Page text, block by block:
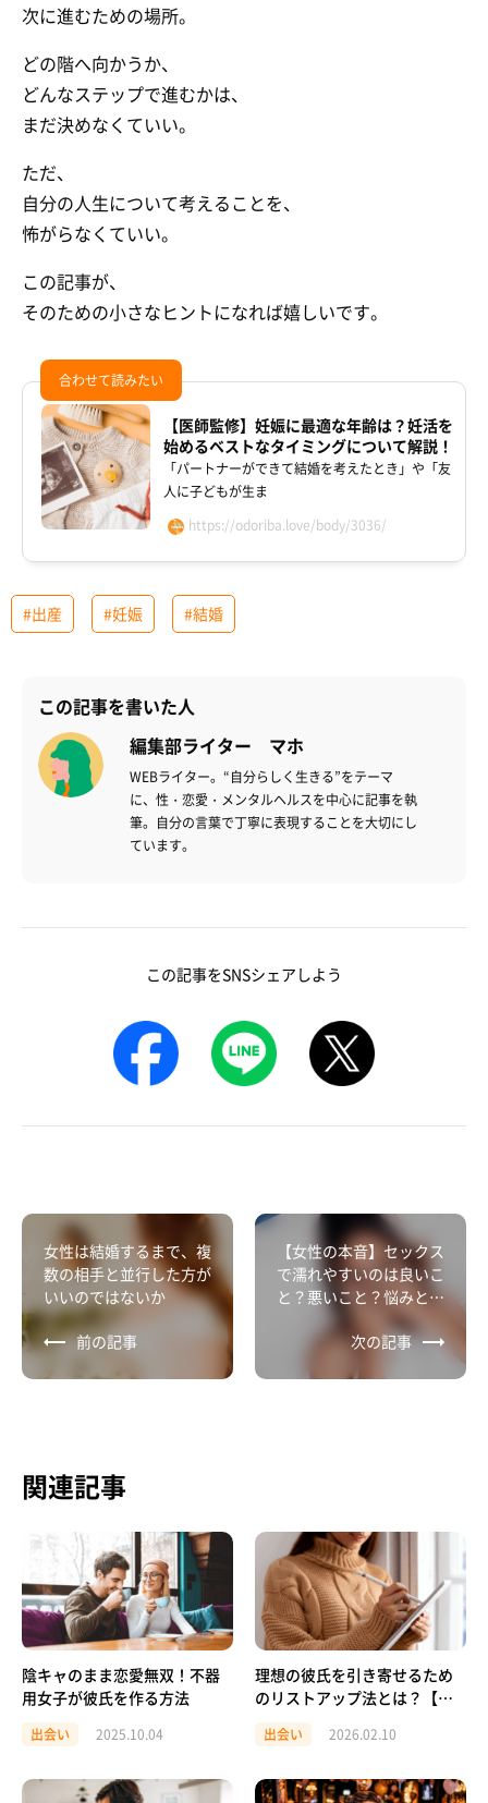
次に進むための場所。
どの階へ向かうか、
どんなステップで進むかは、
まだ決めなくていい。
ただ、
自分の人生について考えることを、
怖がらなくていい。
この記事が、
そのための小さなヒントになれば嬉しいです。
【医師監修】妊娠に最適な年齢は？妊活を
始めるベストなタイミングについて解説！
「パートナーができて結婚を考えたとき」や「友
人に子どもが生ま
https://odoriba.love/body/3036/
#出産 #妊娠 #結婚
この記事を書いた人
編集部ライター マホ
WEBライター。“自分らしく生きる”をテーマ
に、性・恋愛・メンタルヘルスを中心に記事を執
筆。自分の言葉で丁寧に表現することを大切にし
ています。
この記事をSNSシェアしよう
女性は結婚するまで、複
数の相手と並行した方が
いいのではないか
前の記事
【女性の本音】セックス
で濡れやすいのは良いこ
と？悪いこと？悩みと男
次の記事
関連記事
陰キャのまま恋愛無双！不器
用女子が彼氏を作る方法
出会い 2025.10.04
理想の彼氏を引き寄せるため
のリストアップ法とは？【体
出会い 2026.02.10